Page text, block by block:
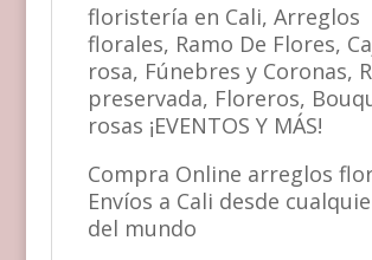
floristería en Cali, Arreglos
florales, Ramo De Flores,
rosa, Fúnebres y Coronas,
preservada, Floreros,
rosas ¡EVENTOS Y MÁS!
Compra Online arreglos
Envíos a Cali desde
del mundo